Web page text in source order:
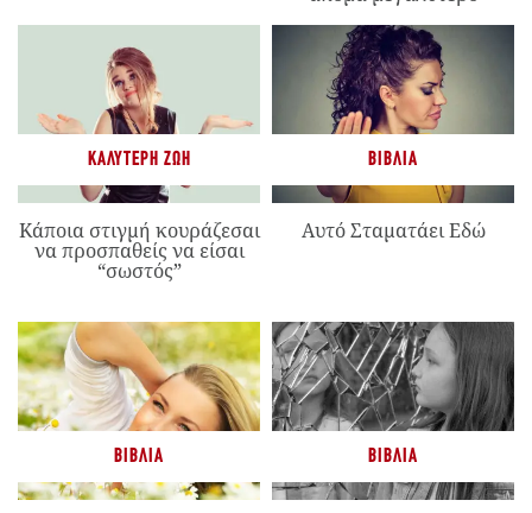
ΚΑΛΎΤΕΡΗ ΖΩΉ
Κάποια στιγμή κουράζεσαι
να προσπαθείς να είσαι
“σωστός”
ΒΙΒΛΊΑ
Αυτό Σταματάει Εδώ
ΒΙΒΛΊΑ ΒΙΒΛΊΑ